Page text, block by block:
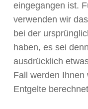
eingegangen ist.
verwenden wir
bei der
haben, es sei
ausdrücklich
Fall werden Ihnen
Entgelte